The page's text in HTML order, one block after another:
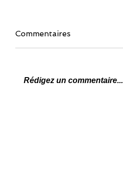
Commentaires
Rédigez un commentaire...